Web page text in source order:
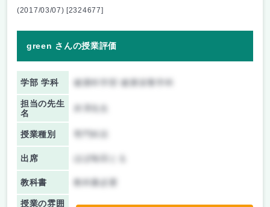
(2017/03/07) [2324677]
green さんの授業評価
学部 学科 健康科学部 健康栄養学科
担当の先生
名
授業種別
出席 ほぼ毎回とる
教科書 教科書必要
授業の雰囲